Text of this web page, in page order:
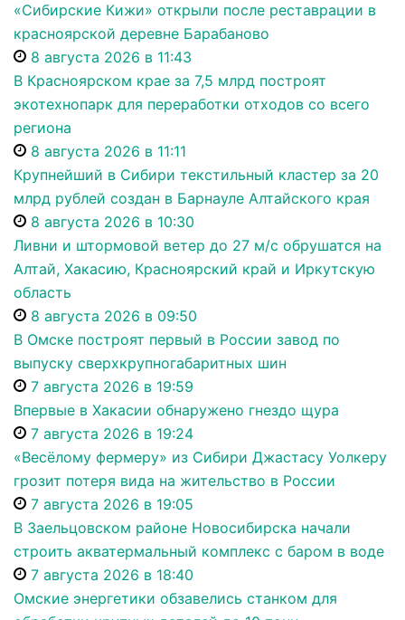
«Сибирские Кижи» открыли после реставрации в
красноярской деревне Барабаново
8 августа 2026 в 11:43
В Красноярском крае за 7,5 млрд построят
экотехнопарк для переработки отходов со всего
региона
8 августа 2026 в 11:11
Крупнейший в Сибири текстильный кластер за 20
млрд рублей создан в Барнауле Алтайского края
8 августа 2026 в 10:30
Ливни и штормовой ветер до 27 м/с обрушатся на
Алтай, Хакасию, Красноярский край и Иркутскую
область
8 августа 2026 в 09:50
В Омске построят первый в России завод по
выпуску сверхкрупногабаритных шин
7 августа 2026 в 19:59
Впервые в Хакасии обнаружено гнездо щура
7 августа 2026 в 19:24
«Весёлому фермеру» из Сибири Джастасу Уолкеру
грозит потеря вида на жительство в России
7 августа 2026 в 19:05
В Заельцовском районе Новосибирска начали
строить акватермальный комплекс с баром в воде
7 августа 2026 в 18:40
Омские энергетики обзавелись станком для